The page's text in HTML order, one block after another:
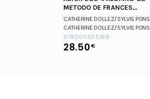
METODO DE FRANCES
(INCLUYE CD AUDIO
CATHERINE DOLLEZ/SYLVIE PONS
CATHERINE DOLLEZ/SYLVIE PONS
9782011555168
28.50€